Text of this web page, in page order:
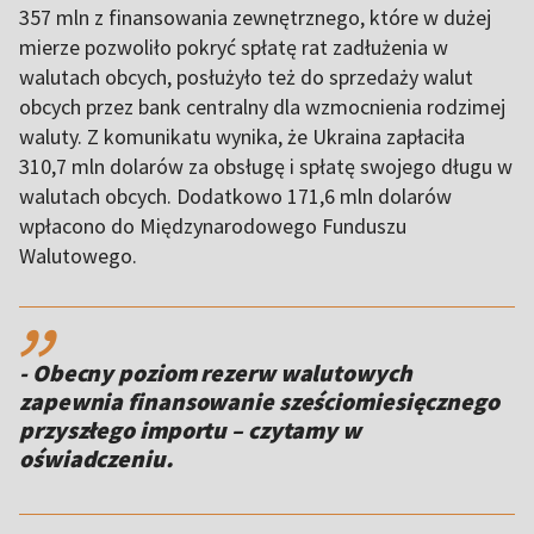
357 mln z finansowania zewnętrznego, które w dużej
mierze pozwoliło pokryć spłatę rat zadłużenia w
walutach obcych, posłużyło też do sprzedaży walut
obcych przez bank centralny dla wzmocnienia rodzimej
waluty. Z komunikatu wynika, że Ukraina zapłaciła
310,7 mln dolarów za obsługę i spłatę swojego długu w
walutach obcych. Dodatkowo 171,6 mln dolarów
wpłacono do Międzynarodowego Funduszu
Walutowego.
,,
- Obecny poziom rezerw walutowych
zapewnia finansowanie sześciomiesięcznego
przyszłego importu – czytamy w
oświadczeniu.